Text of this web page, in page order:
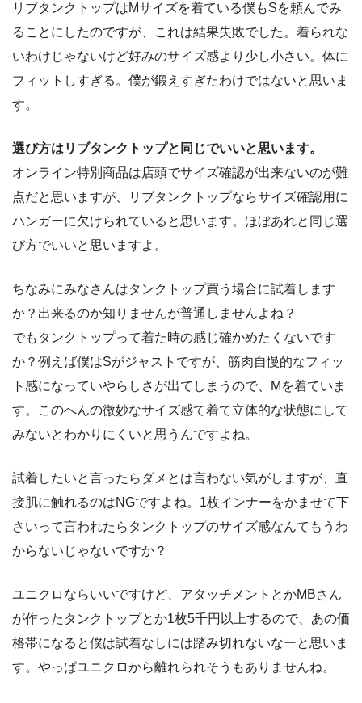
リブタンクトップはMサイズを着ている僕もSを頼んでみ
ることにしたのですが、これは結果失敗でした。着られな
いわけじゃないけど好みのサイズ感より少し小さい。体に
フィットしすぎる。僕が鍛えすぎたわけではないと思いま
す。
選び方はリブタンクトップと同じでいいと思います。
オンライン特別商品は店頭でサイズ確認が出来ないのが難
点だと思いますが、リブタンクトップならサイズ確認用に
ハンガーに欠けられていると思います。ほぼあれと同じ選
び方でいいと思いますよ。
ちなみにみなさんはタンクトップ買う場合に試着します
か？出来るのか知りませんが普通しませんよね？
でもタンクトップって着た時の感じ確かめたくないです
か？例えば僕はSがジャストですが、筋肉自慢的なフィッ
ト感になっていやらしさが出てしまうので、Mを着ていま
す。このへんの微妙なサイズ感て着て立体的な状態にして
みないとわかりにくいと思うんですよね。
試着したいと言ったらダメとは言わない気がしますが、直
接肌に触れるのはNGですよね。1枚インナーをかませて下
さいって言われたらタンクトップのサイズ感なんてもうわ
からないじゃないですか？
ユニクロならいいですけど、アタッチメントとかMBさん
が作ったタンクトップとか1枚5千円以上するので、あの価
格帯になると僕は試着なしには踏み切れないなーと思いま
す。やっぱユニクロから離れられそうもありませんね。